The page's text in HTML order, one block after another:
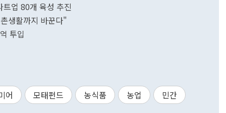
업 80개 육성 추진
생활까지 바꾼다"
투입
어 모태펀드 농식품 농업 민간